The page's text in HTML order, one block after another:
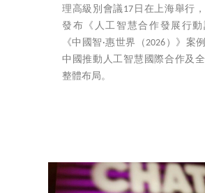
理高級別會議17日在上海舉行
發布《人工智慧合作發展行
《中國智·惠世界（2026）》案
中國推動人工智慧國際合作及
整體布局。